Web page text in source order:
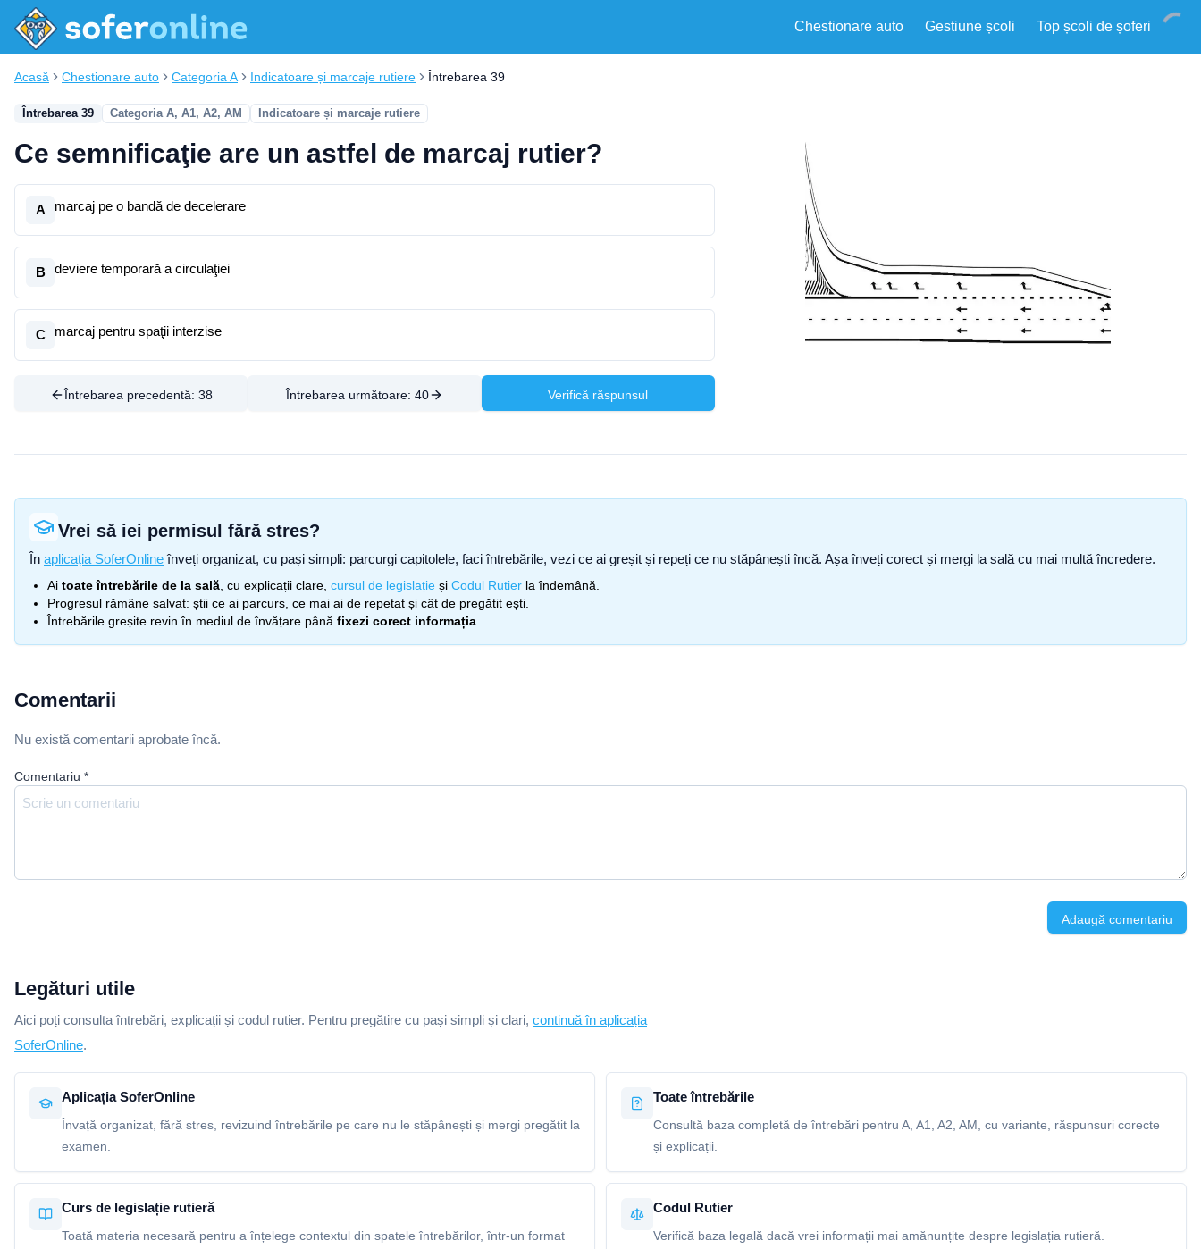
Chestionare auto Gestiune școli Top școli de șoferi
Acasă Chestionare auto Categoria A Indicatoare și marcaje rutiere Întrebarea 39
Întrebarea 39 Categoria A, A1, A2, AM Indicatoare și marcaje rutiere
Ce semnificaţie are un astfel de marcaj rutier?
A marcaj pe o bandă de decelerare
B deviere temporară a circulaţiei
C marcaj pentru spaţii interzise
Întrebarea precedentă: 38 Întrebarea următoare: 40 Verifică răspunsul
Vrei să iei permisul fără stres?
În aplicația SoferOnline înveți organizat, cu pași simpli: parcurgi capitolele, faci întrebările, vezi ce ai greșit și repeți ce nu stăpânești încă. Așa înveți corect și mergi la sală cu mai multă încredere.
Ai toate întrebările de la sală , cu explicații clare, cursul de legislație și Codul Rutier la îndemână.
Progresul rămâne salvat: știi ce ai parcurs, ce mai ai de repetat și cât de pregătit ești.
Întrebările greșite revin în mediul de învățare până fixezi corect informația
Comentarii
Nu există comentarii aprobate încă.
Comentariu *
Adaugă comentariu
Legături utile
Aici poți consulta întrebări, explicații și codul rutier. Pentru pregătire cu pași simpli și clari, continuă în aplicația
SoferOnline.
Aplicația SoferOnline
Învață organizat, fără stres, revizuind întrebările pe care nu le stăpânești și mergi pregătit la
examen.
Toate întrebările
Consultă baza completă de întrebări pentru A, A1, A2, AM, cu variante, răspunsuri corecte
și explicații.
Curs de legislație rutieră
Toată materia necesară pentru a înțelege contextul din spatele întrebărilor, într-un format
Codul Rutier
Verifică baza legală dacă vrei informații mai amănunțite despre legislația rutieră.